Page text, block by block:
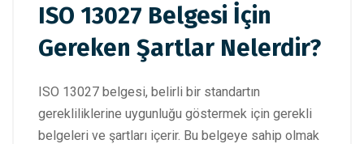
ISO 13027 Belgesi İçin
Gereken Şartlar Nelerdir?
ISO 13027 belgesi, belirli bir standartın
gerekliliklerine uygunluğu göstermek için gerekli
belgeleri ve şartları içerir. Bu belgeye sahip olmak